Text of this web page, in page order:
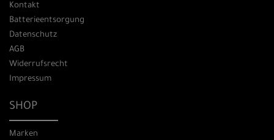
Kontakt
Batterieentsorgung
Datenschutz
AGB
Widerrufsrecht
Impressum
SHOP
Marken